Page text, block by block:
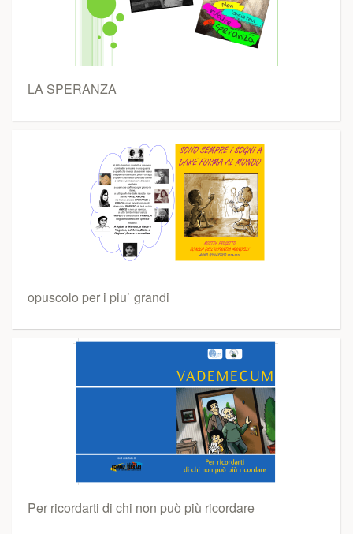
LA SPERANZA
opuscolo per i piu` grandi
Per ricordarti di chi non può più ricordare